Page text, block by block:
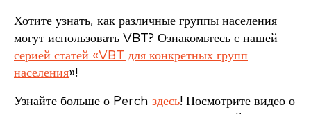
Хотите узнать, как различные группы населения
могут использовать VBT? Ознакомьтесь с нашей
серией статей «VBT для конкретных групп
населения»!
Узнайте больше о Perch здесь! Посмотрите видео о